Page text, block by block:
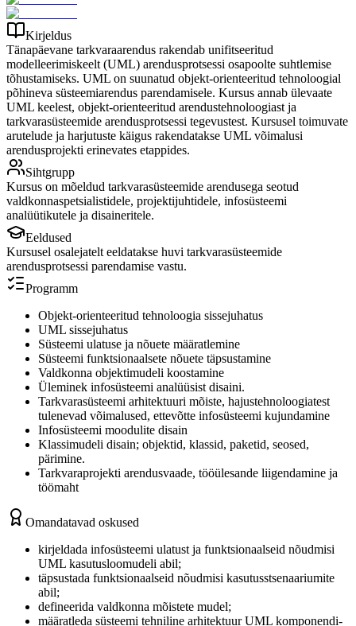
Kirjeldus
Tänapäevane tarkvaraarendus rakendab unifitseeritud
modelleerimiskeelt (UML) arendusprotsessi osapoolte suhtlemise
tõhustamiseks. UML on suunatud objekt-orienteeritud tehnoloogial
põhineva süsteemiarendus parendamisele. Kursus annab ülevaate
UML keelest, objekt-orienteeritud arendustehnoloogiast ja
tarkvarasüsteemide arendusprotsessi tegevustest. Kursusel toimuvate
arutelude ja harjutuste käigus rakendatakse UML võimalusi
arendusprojekti erinevates etappides.
Sihtgrupp
Kursus on mõeldud tarkvarasüsteemide arendusega seotud
valdkonnaspetsialistidele, projektijuhtidele, infosüsteemi
analüütikutele ja disaineritele.
Eeldused
Kursusel osalejatelt eeldatakse huvi tarkvarasüsteemide
arendusprotsessi parendamise vastu.
Programm
Objekt-orienteeritud tehnoloogia sissejuhatus
UML sissejuhatus
Süsteemi ulatuse ja nõuete määratlemine
Süsteemi funktsionaalsete nõuete täpsustamine
Valdkonna objektimudeli koostamine
Üleminek infosüsteemi analüüsist disaini.
Tarkvarasüsteemi arhitektuuri mõiste, hajustehnoloogiatest
tulenevad võimalused, ettevõtte infosüsteemi kujundamine
Infosüsteemi moodulite disain
Klassimudeli disain; objektid, klassid, paketid, seosed,
pärimine.
Tarkvaraprojekti arendusvaade, tööülesande liigendamine ja
töömaht
Omandatavad oskused
kirjeldada infosüsteemi ulatust ja funktsionaalseid nõudmisi
UML kasutusloomudeli abil;
täpsustada funktsionaalseid nõudmisi kasutusstsenaariumite
abil;
defineerida valdkonna mõistete mudel;
määratleda süsteemi tehniline arhitektuur UML komponendi-